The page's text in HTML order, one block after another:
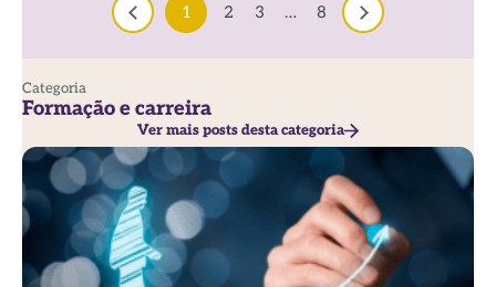
1 2 3 … 8
Categoria
Formação e carreira
Ver mais posts desta categoria